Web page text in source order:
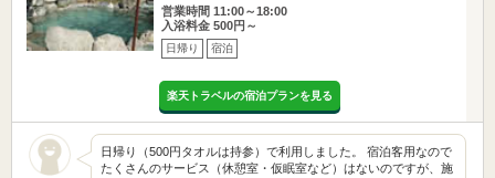
営業時間 11:00～18:00
入浴料金 500円～
日帰り 宿泊
楽天トラベルの宿泊プランを見る
日帰り（500円タオルは持参）で利用しました。 宿泊客用なので
たくさんのサービス（休憩室・仮眠室など）はないのですが、施